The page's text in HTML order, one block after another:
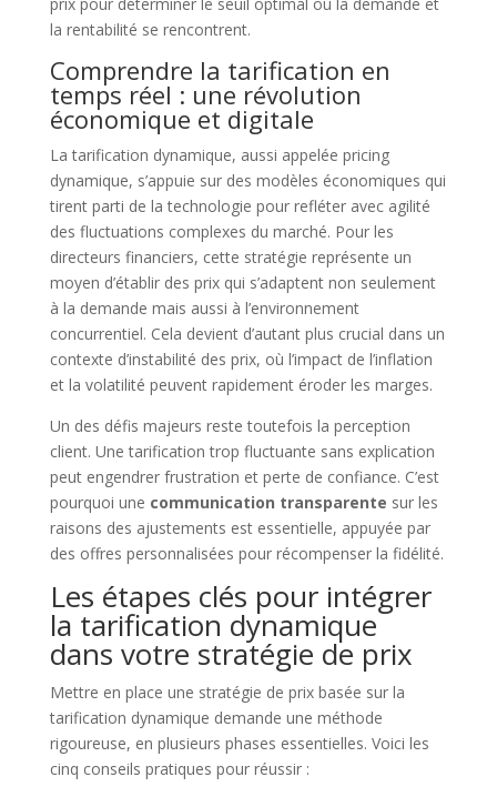
la rentabilité se rencontrent.
Comprendre la tarification en
temps réel : une révolution
économique et digitale
La tarification dynamique, aussi appelée pricing
dynamique, s’appuie sur des modèles économiques qui
tirent parti de la technologie pour refléter avec agilité
des fluctuations complexes du marché. Pour les
directeurs financiers, cette stratégie représente un
moyen d’établir des prix qui s’adaptent non seulement
à la demande mais aussi à l’environnement
concurrentiel. Cela devient d’autant plus crucial dans un
contexte d’instabilité des prix, où l’impact de l’inflation
et la volatilité peuvent rapidement éroder les marges.
Un des défis majeurs reste toutefois la perception
client. Une tarification trop fluctuante sans explication
peut engendrer frustration et perte de confiance. C’est
pourquoi une communication transparente sur les
raisons des ajustements est essentielle, appuyée par
des offres personnalisées pour récompenser la fidélité.
Les étapes clés pour intégrer
la tarification dynamique
dans votre stratégie de prix
Mettre en place une stratégie de prix basée sur la
tarification dynamique demande une méthode
rigoureuse, en plusieurs phases essentielles. Voici les
cinq conseils pratiques pour réussir :